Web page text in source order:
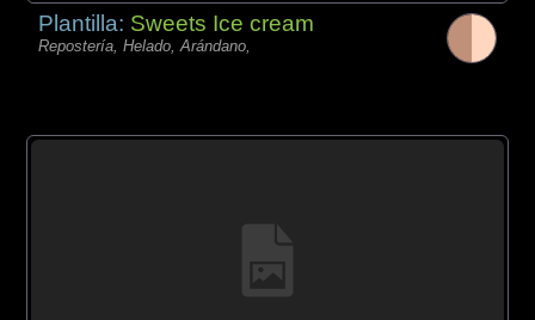
Plantilla: Sweets Ice cream
Repostería, Helado, Arándano,